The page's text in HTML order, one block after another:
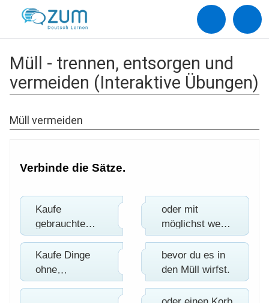
Müll - trennen, entsorgen und
vermeiden (Interaktive Übungen)
Müll vermeiden